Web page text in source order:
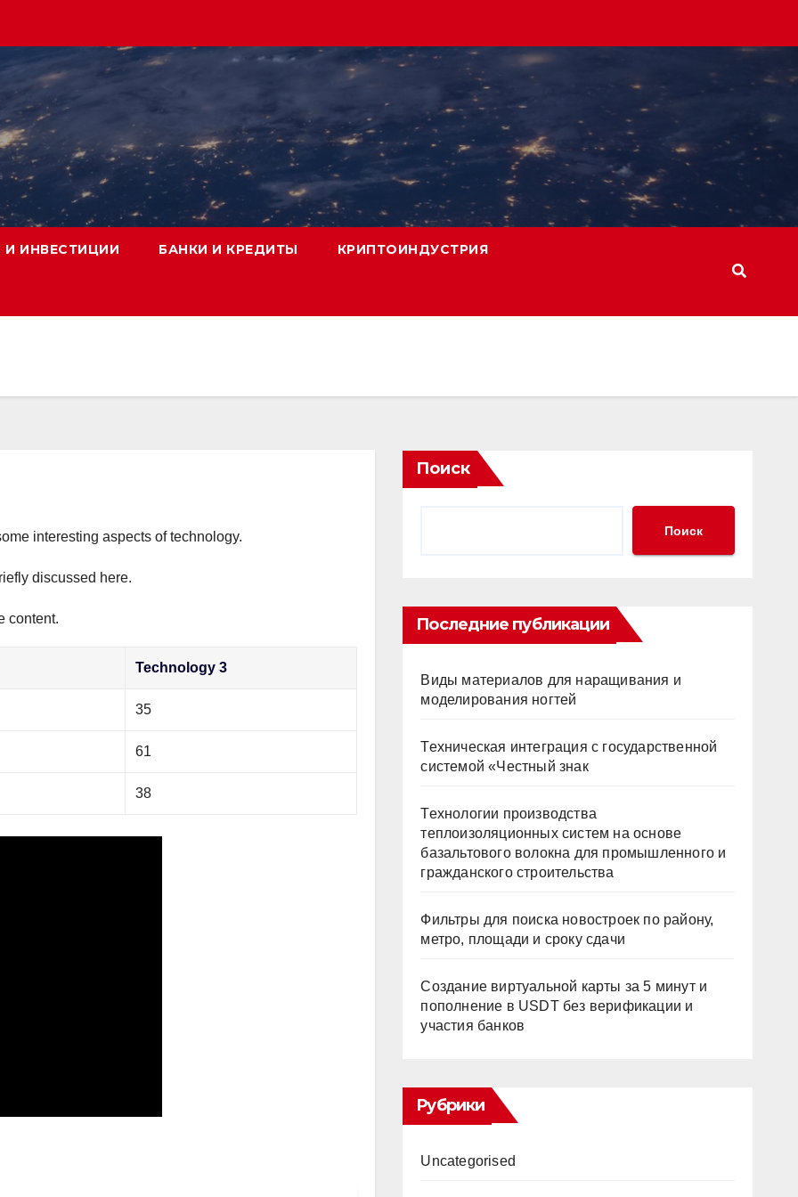
И ИНВЕСТИЦИИ БАНКИ И КРЕДИТЫ КРИПТОИНДУСТРИЯ
interesting aspects of technology.
discussed here.
content.
Technology 3
35
61
38
Поиск
Поиск
Последние публикации
Виды материалов для наращивания и
моделирования ногтей
Техническая интеграция с государственной
системой «Честный знак
Технологии производства
теплоизоляционных систем на основе
базальтового волокна для промышленного и
гражданского строительства
Фильтры для поиска новостроек по району,
метро, площади и сроку сдачи
Создание виртуальной карты за 5 минут и
пополнение в USDT без верификации и
участия банков
Рубрики
Uncategorised